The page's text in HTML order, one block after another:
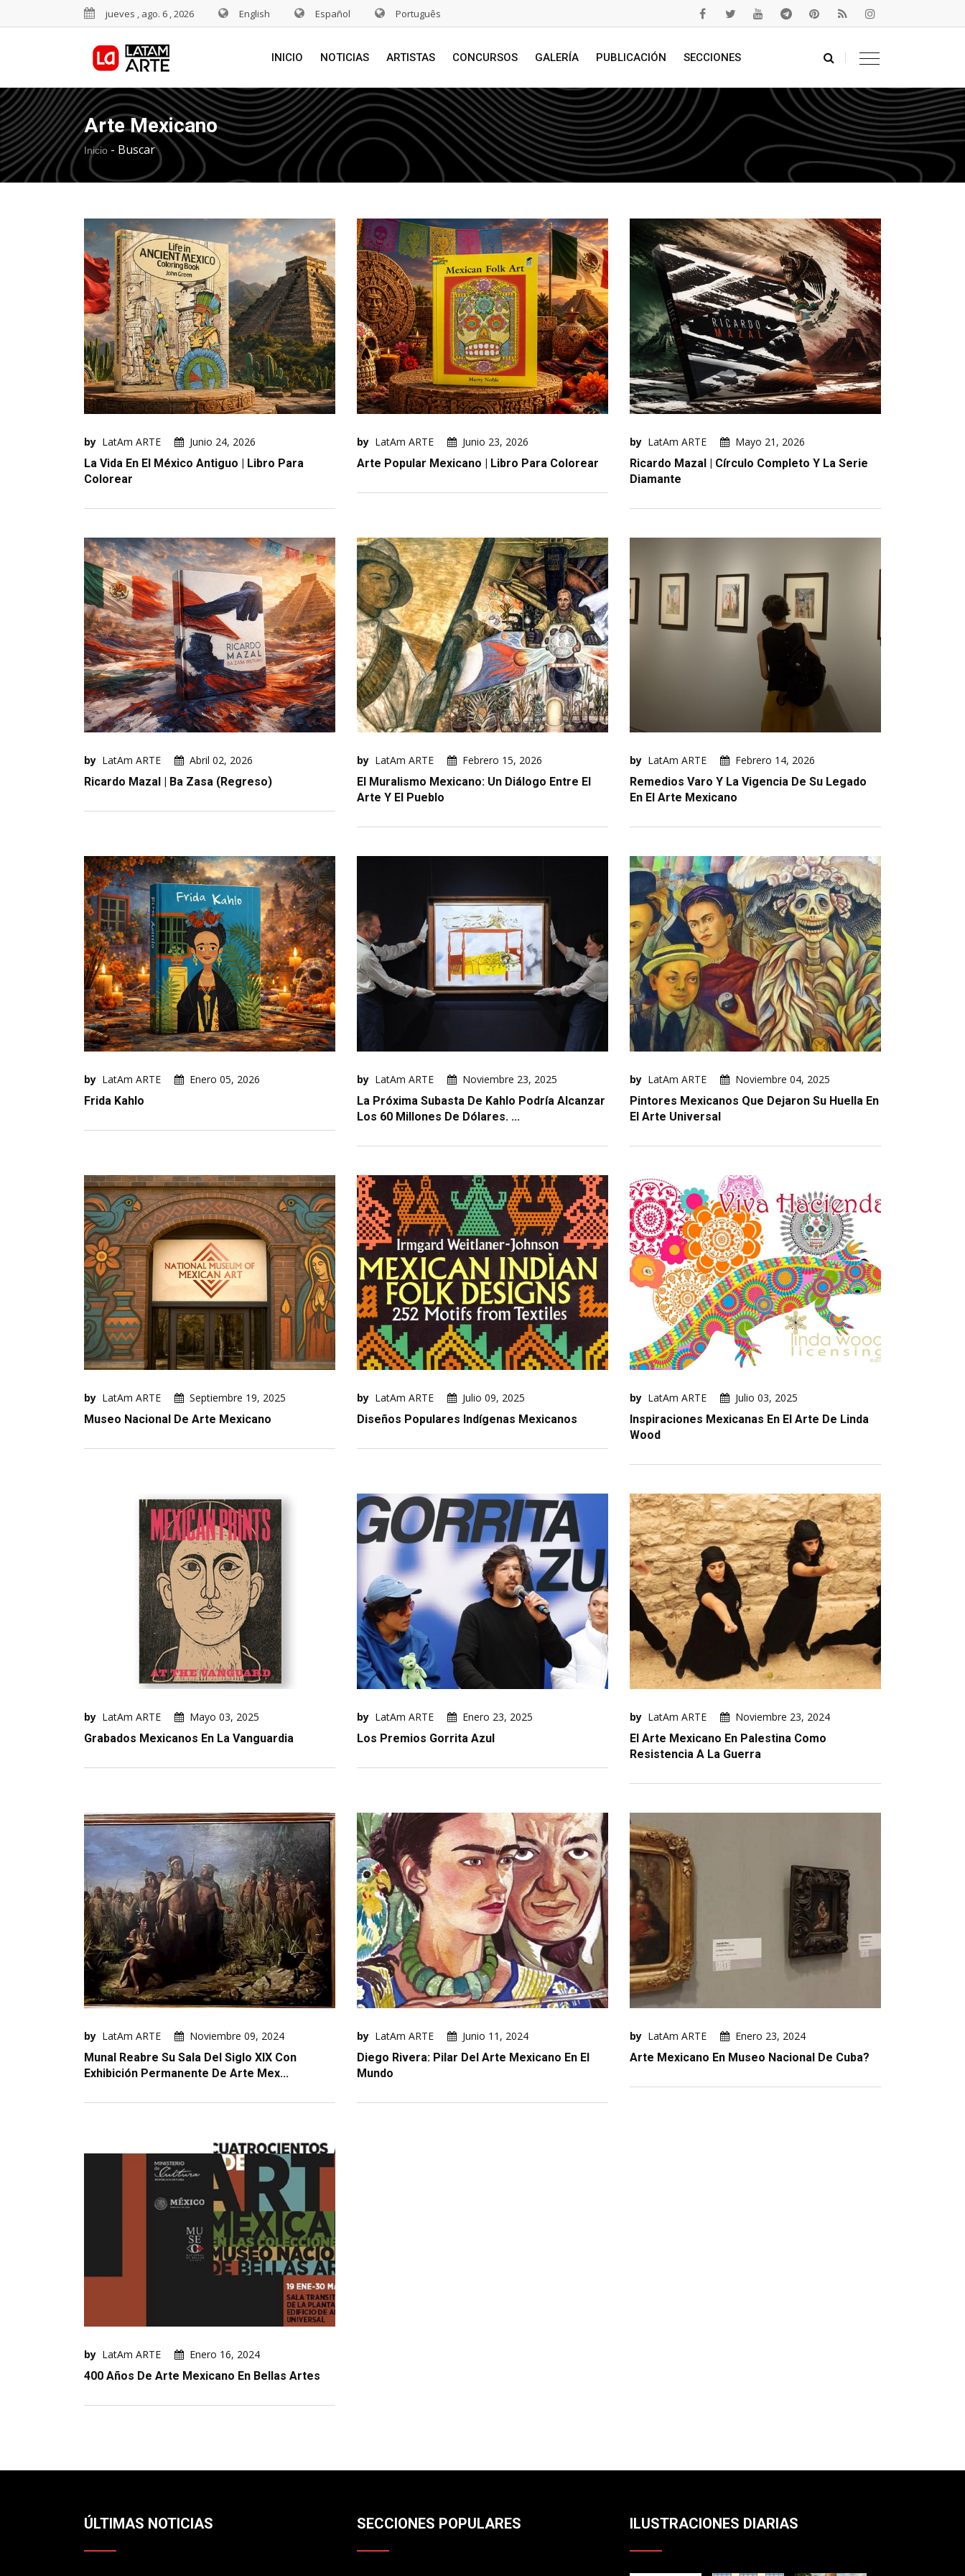
jueves , ago. 6 , 2026 English Español Português
INICIO NOTICIAS ARTISTAS CONCURSOS GALERÍA PUBLICACIÓN SECCIONES
Arte Mexicano
Inicio - Buscar
by LatAm ARTE
Junio 24, 2026
La Vida En El México Antiguo | Libro Para
Colorear
by LatAm ARTE
Junio 23, 2026
Arte Popular Mexicano | Libro Para Colorear
by LatAm ARTE
Mayo 21, 2026
Ricardo Mazal | Círculo Completo Y La Serie
Diamante
by LatAm ARTE
Abril 02, 2026
Ricardo Mazal | Ba Zasa (Regreso)
by LatAm ARTE
Febrero 15, 2026
El Muralismo Mexicano: Un Diálogo Entre El
Arte Y El Pueblo
by LatAm ARTE
Febrero 14, 2026
Remedios Varo Y La Vigencia De Su Legado
En El Arte Mexicano
by LatAm ARTE
Enero 05, 2026
Frida Kahlo
by LatAm ARTE
Noviembre 23, 2025
La Próxima Subasta De Kahlo Podría Alcanzar
Los 60 Millones De Dólares. ...
by LatAm ARTE
Noviembre 04, 2025
Pintores Mexicanos Que Dejaron Su Huella En
El Arte Universal
by LatAm ARTE
Septiembre 19, 2025
Museo Nacional De Arte Mexicano
by LatAm ARTE
Julio 09, 2025
Diseños Populares Indígenas Mexicanos
by LatAm ARTE
Julio 03, 2025
Inspiraciones Mexicanas En El Arte De Linda
Wood
by LatAm ARTE
Mayo 03, 2025
Grabados Mexicanos En La Vanguardia
by LatAm ARTE
Enero 23, 2025
Los Premios Gorrita Azul
by LatAm ARTE
Noviembre 23, 2024
El Arte Mexicano En Palestina Como
Resistencia A La Guerra
by LatAm ARTE
Noviembre 09, 2024
Munal Reabre Su Sala Del Siglo XIX Con
Exhibición Permanente De Arte Mex...
by LatAm ARTE
Junio 11, 2024
Diego Rivera: Pilar Del Arte Mexicano En El
Mundo
by LatAm ARTE
Enero 23, 2024
Arte Mexicano En Museo Nacional De Cuba?
by LatAm ARTE
Enero 16, 2024
400 Años De Arte Mexicano En Bellas Artes
ÚLTIMAS NOTICIAS SECCIONES POPULARES ILUSTRACIONES DIARIAS